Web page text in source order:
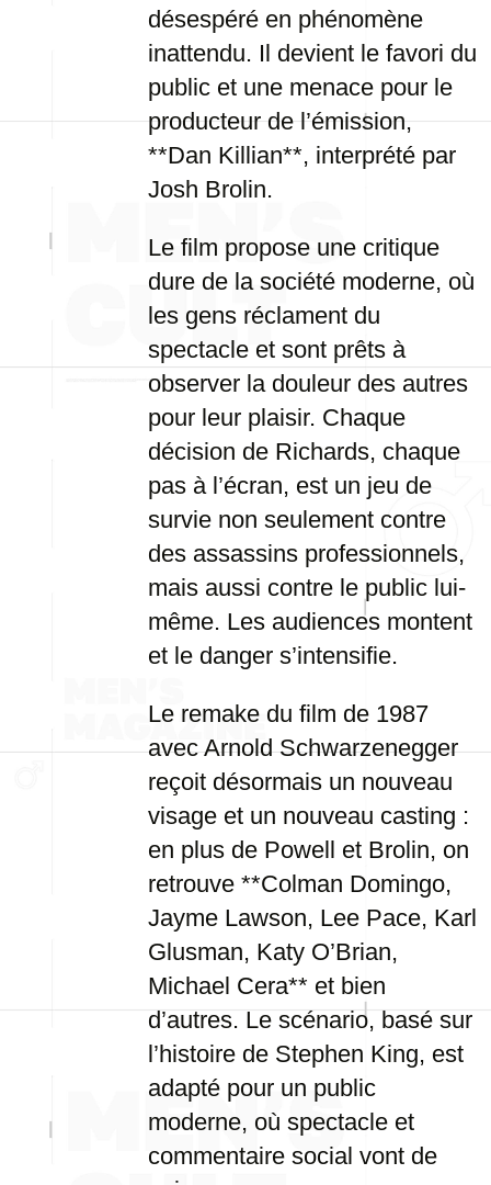
désespéré en phénomène
inattendu. Il devient le favori du
public et une menace pour le
producteur de l’émission,
**Dan Killian**, interprété par
Josh Brolin.
Le film propose une critique
dure de la société moderne, où
les gens réclament du
spectacle et sont prêts à
observer la douleur des autres
pour leur plaisir. Chaque
décision de Richards, chaque
pas à l’écran, est un jeu de
survie non seulement contre
des assassins professionnels,
mais aussi contre le public lui-
même. Les audiences montent
et le danger s’intensifie.
Le remake du film de 1987
avec Arnold Schwarzenegger
reçoit désormais un nouveau
visage et un nouveau casting :
en plus de Powell et Brolin, on
retrouve **Colman Domingo,
Jayme Lawson, Lee Pace, Karl
Glusman, Katy O’Brian,
Michael Cera** et bien
d’autres. Le scénario, basé sur
l’histoire de Stephen King, est
adapté pour un public
moderne, où spectacle et
commentaire social vont de